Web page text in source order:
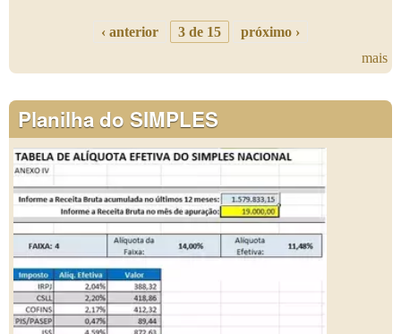
‹ anterior 3 de 15
próximo ›
mais
Planilha do SIMPLES